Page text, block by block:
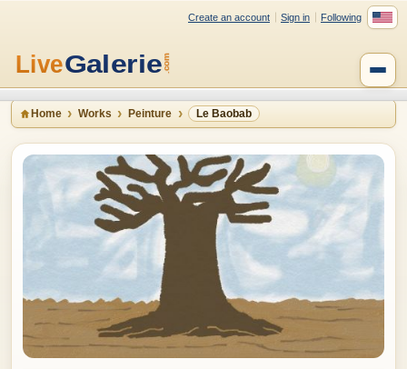
Create an account Sign in Following
Home Works Peinture Le Baobab